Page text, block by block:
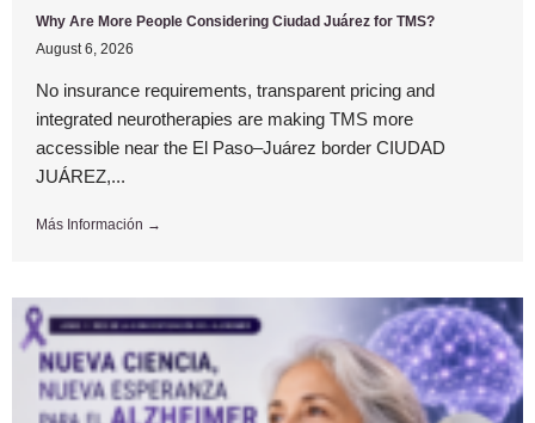
Why Are More People Considering Ciudad Juárez for TMS?
August 6, 2026
No insurance requirements, transparent pricing and
integrated neurotherapies are making TMS more
accessible near the El Paso–Juárez border CIUDAD
JUÁREZ,...
Más Información →